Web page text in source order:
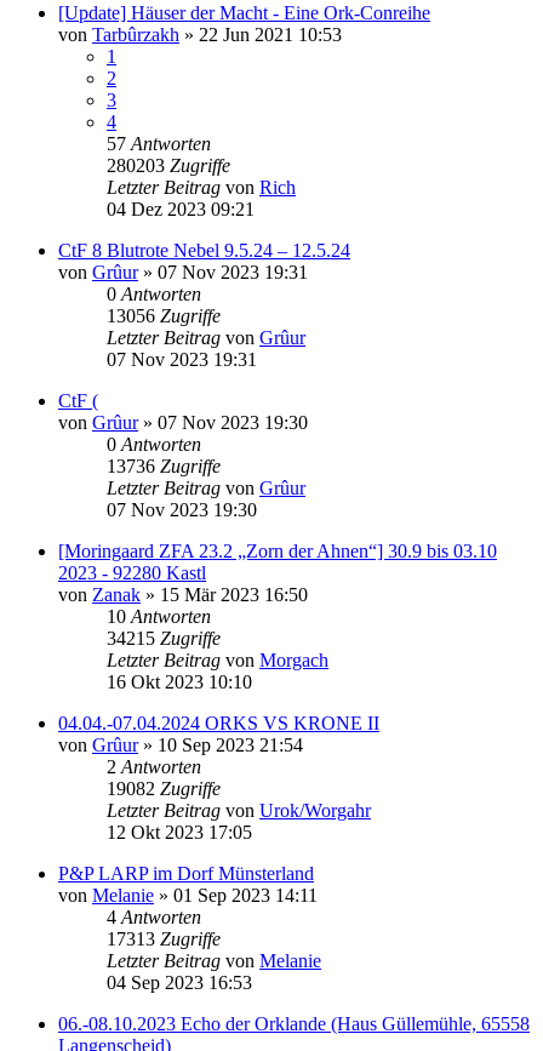
[Update] Häuser der Macht - Eine Ork-Conreihe
von Tarbûrzakh » 22 Jun 2021 10:53
1
2
3
4
57 Antworten
280203 Zugriffe
Letzter Beitrag von Rich
04 Dez 2023 09:21
CtF 8 Blutrote Nebel 9.5.24 – 12.5.24
von Grûur» 07 Nov 2023 19:31
0 Antworten
13056 Zugriffe
Letzter Beitrag von Grûur
07 Nov 2023 19:31
CtF (
von Grûur» 07 Nov 2023 19:30
0 Antworten
13736 Zugriffe
Letzter Beitrag von Grûur
07 Nov 2023 19:30
[Moringaard ZFA 23.2 „Zorn der Ahnen“] 30.9 bis 03.10
2023 - 92280 Kastl
von Zanak » 15 Mär 2023 16:50
10 Antworten
34215 Zugriffe
Letzter Beitrag von Morgach
16 Okt 2023 10:10
04.04.-07.04.2024 ORKS VS KRONE II
von Grûur» 10 Sep 2023 21:54
2 Antworten
19082 Zugriffe
Letzter Beitrag von Urok/Worgahr
12 Okt 2023 17:05
P&P LARP im Dorf Münsterland
von Melanie » 01 Sep 2023 14:11
4 Antworten
17313 Zugriffe
Letzter Beitrag von Melanie
04 Sep 2023 16:53
06.-08.10.2023 Echo der Orklande (Haus Güllemühle, 65558
Langenscheid)